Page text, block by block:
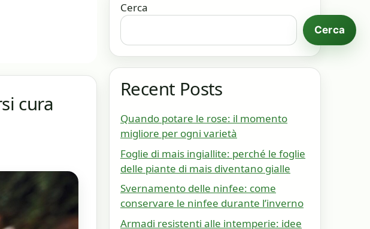
cura
Cerca
Cerca
Recent Posts
Quando potare le rose: il momento
migliore per ogni varietà
Foglie di mais ingiallite: perché le foglie
delle piante di mais diventano gialle
Svernamento delle ninfee: come
conservare le ninfee durante l’inverno
Armadi resistenti alle intemperie: idee